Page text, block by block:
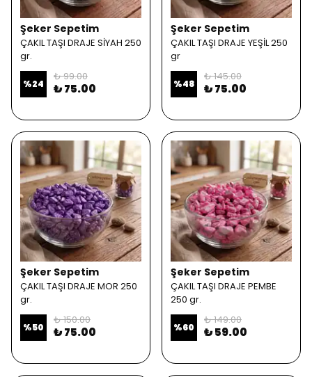
Şeker Sepetim
ÇAKIL TAŞI DRAJE SİYAH 250
gr.
%24
₺ 99.00
₺ 75.00
Şeker Sepetim
ÇAKIL TAŞI DRAJE YEŞİL 250
gr
%48
₺ 145.00
₺ 75.00
Şeker Sepetim
ÇAKIL TAŞI DRAJE MOR 250
gr.
%50
₺ 150.00
₺ 75.00
Şeker Sepetim
ÇAKIL TAŞI DRAJE PEMBE
250 gr.
%60
₺ 149.00
₺ 59.00